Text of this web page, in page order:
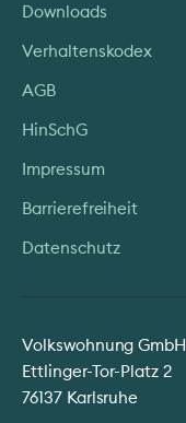
Volkswohnung GmbH
Ettlinger-Tor-Platz 2
76137 Karlsruhe
Downloads
Verhaltenskodex
AGB
HinSchG
Impressum
Barrierefreiheit
Datenschutz